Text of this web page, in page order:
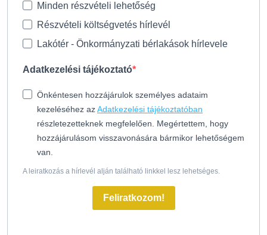
Minden részvételi lehetőség
Részvételi költségvetés hírlevél
Lakótér - Önkormányzati bérlakások hírlevele
Adatkezelési tájékoztató
Önkéntesen hozzájárulok személyes adataim
kezeléséhez azAdatkezelési tájékoztatóban
részletezetteknek megfelelően. Megértettem, hogy
hozzájárulásom visszavonására bármikor lehetőségem
van.
A leiratkozás a hírlevél alján található linkkel lesz lehetséges.
Feliratkozom!